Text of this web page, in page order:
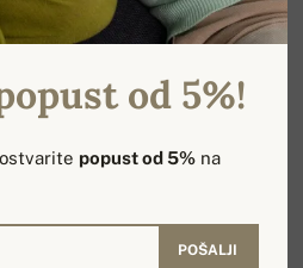
od 5%!
popust od 5% na
POŠALJI